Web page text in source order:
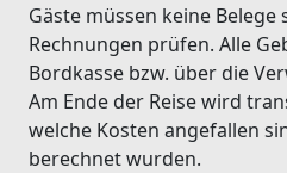
Gäste müssen keine
Rechnungen prüfen. Alle
Bordkasse bzw. über die
Am Ende der Reise wird
welche Kosten angefallen
berechnet wurden.